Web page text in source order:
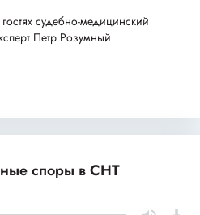
судебно-медицинский
Петр Розумный
споры в СНТ